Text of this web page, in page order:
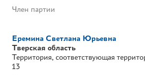
Член партии
Еремина Светлана Юрьевна
Тверская область
Территория, соответствующая
13